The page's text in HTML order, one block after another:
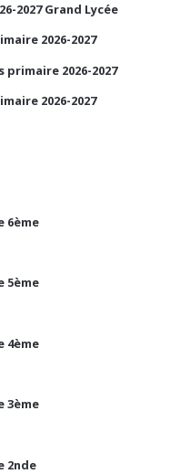
2027 Grand Lycée
2026-2027
2026-2027
2026-2027
6ème
5ème
4ème
3ème
2nde